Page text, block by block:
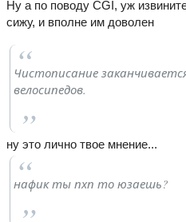
Ну а по поводу CGI, уж
сижу, и вполне им доволен
Чистописание
велосипедов.
ну это лично твое мнение...
нафик ты пхп то юзаешь?